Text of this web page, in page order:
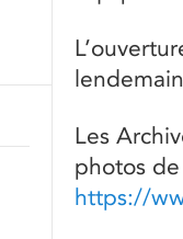
Les
photos
https://